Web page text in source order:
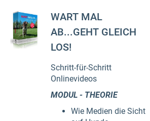
WART MAL
AB...GEHT GLEICH
LOS!
Schritt-für-Schritt
Onlinevideos
MODUL - THEORIE
Wie Medien die Sicht